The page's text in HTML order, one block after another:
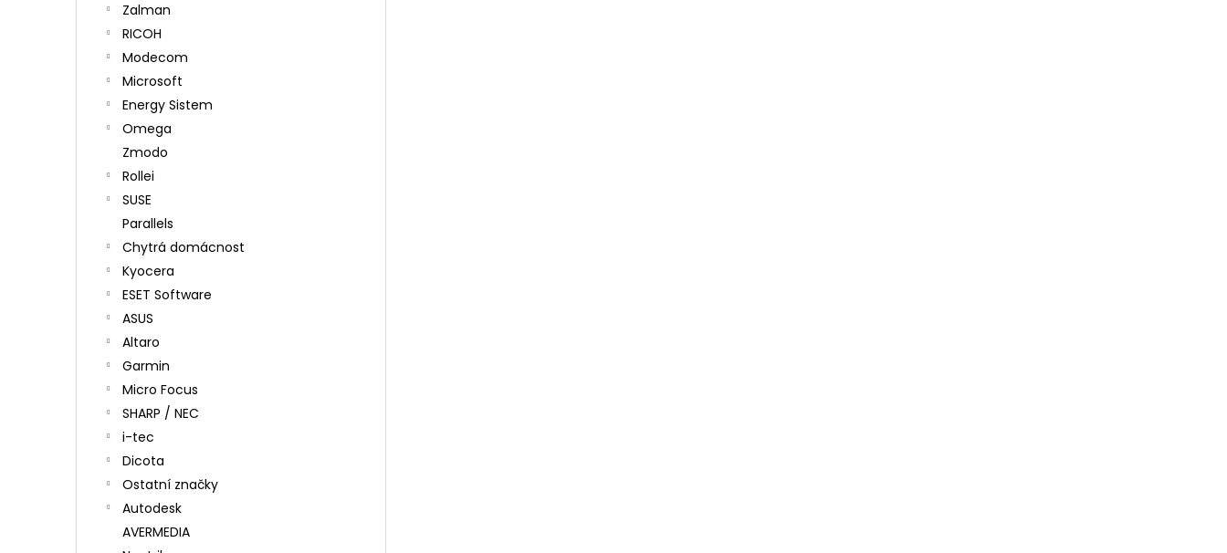
Zalman
RICOH
Modecom
Microsoft
Energy Sistem
Omega
Zmodo
Rollei
SUSE
Parallels
Chytrá domácnost
Kyocera
ESET Software
ASUS
Altaro
Garmin
Micro Focus
SHARP / NEC
i-tec
Dicota
Ostatní značky
Autodesk
AVERMEDIA